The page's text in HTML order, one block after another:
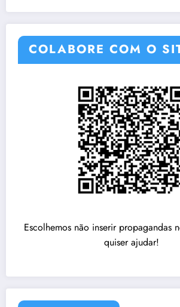
COLABORE COM O
Escolhemos não inserir propagandas
quiser ajudar!